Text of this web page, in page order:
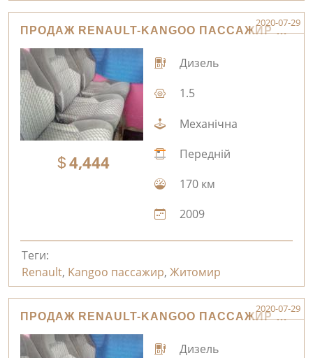
ПРОДАЖ RENAULT-KANGOO ПАССАЖИР ЖИТОМИР
2020-07-29
4,444
Дизель
1.5
Механічна
Передній
170 км
2009
Теги:
Renault, Kangoo пассажир, Житомир
ПРОДАЖ RENAULT-KANGOO ПАССАЖИР ЖИТОМИР
2020-07-29
Дизель